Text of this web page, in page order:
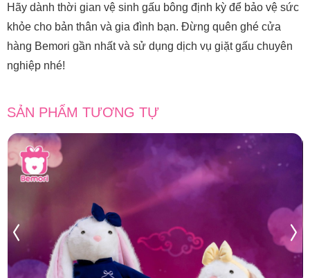
Hãy dành thời gian vệ sinh gấu bông định kỳ để bảo vệ sức
khỏe cho bản thân và gia đình bạn. Đừng quên ghé cửa
hàng Bemori gần nhất và sử dụng dịch vụ giặt gấu chuyên
nghiệp nhé!
SẢN PHẨM TƯƠNG TỰ